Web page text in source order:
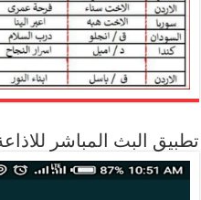
تطبيق البث المباشر